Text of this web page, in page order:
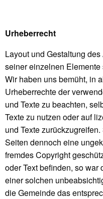
Urheberrecht
Layout und Gestaltung
seiner einzelnen
Wir haben uns bemüht, in
Urheberrechte der
und Texte zu beachten,
Texte zu nutzen oder auf
und Texte
Seiten dennoch eine
fremdes Copyright
oder Text befinden, so
einer solchen
die Gemeinde das